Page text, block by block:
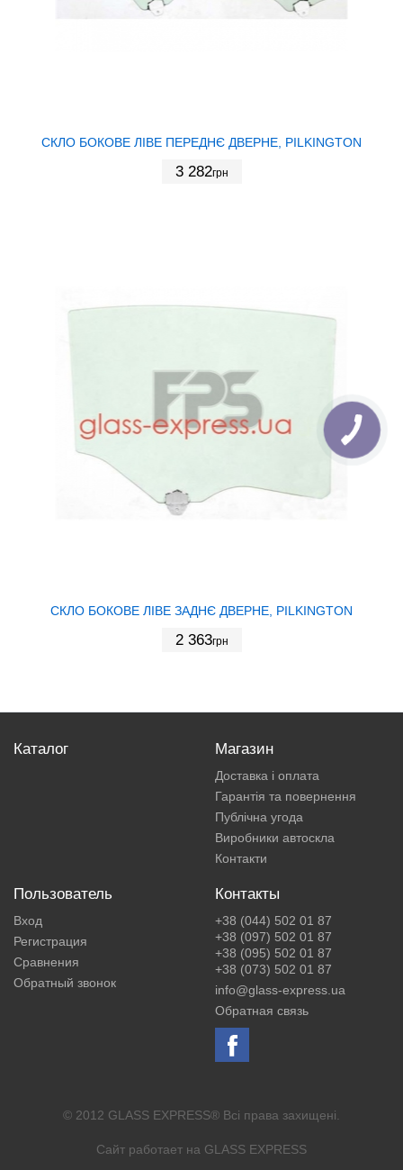
СКЛО БОКОВЕ ЛІВЕ ПЕРЕДНЄ ДВЕРНЕ, PILKINGTON
3 282грн
СКЛО БОКОВЕ ЛІВЕ ЗАДНЄ ДВЕРНЕ, PILKINGTON
2 363грн
Каталог Магазин
Доставка і оплата
Гарантія та повернення
Публічна угода
Виробники автоскла
Контакти
Пользователь
Вход
Регистрация
Сравнения
Обратный звонок
Контакты
+38 (044) 502 01 87
+38 (097) 502 01 87
+38 (095) 502 01 87
+38 (073) 502 01 87
info@glass-express.ua
Обратная связь
© 2012 GLASS EXPRESS® Всі права захищені.
Сайт работает на GLASS EXPRESS